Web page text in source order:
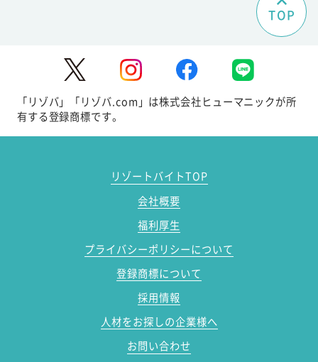
TOP
「リゾバ」「リゾバ.com」は株式会社ヒューマニックが所
有する登録商標です。
リゾートバイトTOP
会社概要
福利厚生
プライバシーポリシーについて
登録商標について
採用情報
人材をお探しの企業様へ
お問い合わせ